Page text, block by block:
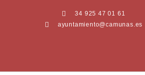
34 925 47 01 61
ayuntamiento@camunas.es